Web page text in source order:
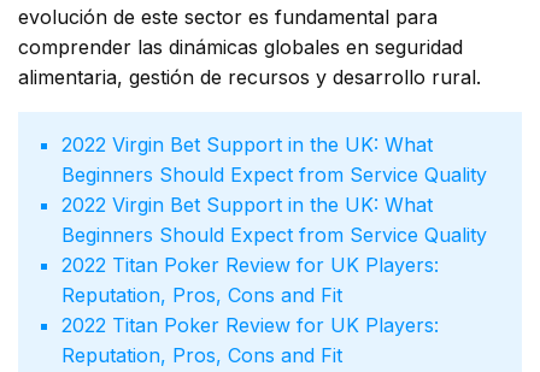
evolución de este sector es fundamental para
comprender las dinámicas globales en seguridad
alimentaria, gestión de recursos y desarrollo rural.
Virgin Bet Support in the UK: What
Beginners Should Expect from Service Quality
Virgin Bet Support in the UK: What
Beginners Should Expect from Service Quality
Titan Poker Review for UK Players:
Reputation, Pros, Cons and Fit
Titan Poker Review for UK Players:
Reputation, Pros, Cons and Fit